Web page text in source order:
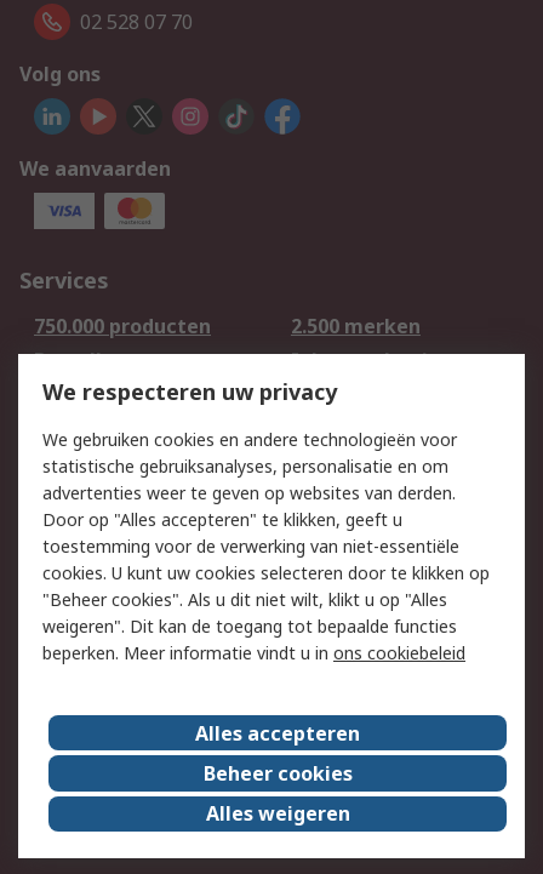
02 528 07 70
Volg ons
We aanvaarden
Services
750.000 producten
2.500 merken
Bestellen
Inkoopoplossingen
Retouren
Technisch advies
Track & Trace
Wettelijk
Cookiebeleid
Email veiligheid
Privacybeleid -
Bijgewerkt
Websitevoorwaarden
Algemene
verkoopvoorwaarden
Over RS
RS Group
Over ons
RS wereldwijd
Werken bij RS
ESG
We respecteren uw privacy
We gebruiken cookies en andere technologieën voor
statistische gebruiksanalyses, personalisatie en om
advertenties weer te geven op websites van derden.
Door op "Alles accepteren" te klikken, geeft u
toestemming voor de verwerking van niet-essentiële
cookies. U kunt uw cookies selecteren door te klikken op
"Beheer cookies". Als u dit niet wilt, klikt u op "Alles
weigeren". Dit kan de toegang tot bepaalde functies
beperken. Meer informatie vindt u in ons cookiebeleid
Alles accepteren
Beheer cookies
Alles weigeren